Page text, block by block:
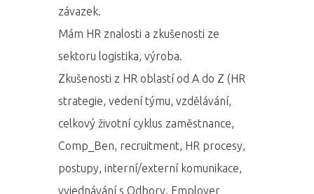
závazek.
Mám HR znalosti a zkušenosti ze
sektoru logistika, výroba.
Zkušenosti z HR oblastí od A do Z (HR
strategie, vedení týmu, vzdělávání,
celkový životní cyklus zaměstnance,
Comp_Ben, recruitment, HR procesy,
postupy, interní/externí komunikace,
vyjednávání s Odbory, Employer